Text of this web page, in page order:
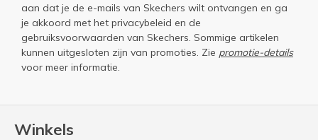
Winkels
aan dat je de e-mails van Skechers wilt ontvangen en ga
je akkoord met het privacybeleid en de
gebruiksvoorwaarden van Skechers. Sommige artikelen
kunnen uitgesloten zijn van promoties. Zie promotie-details
voor meer informatie.